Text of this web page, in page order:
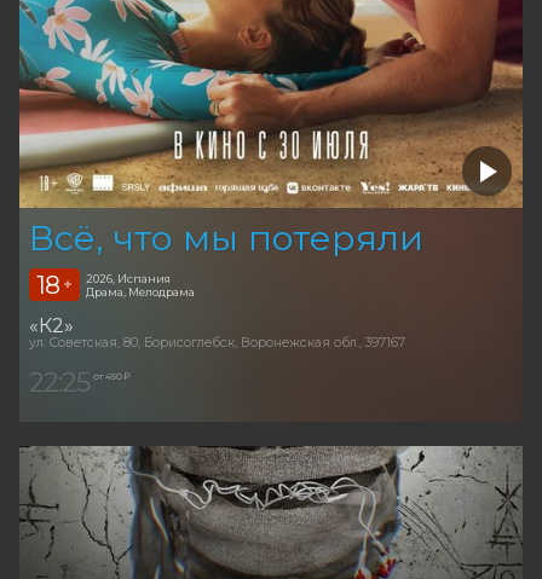
Всё, что мы потеряли
18 +
2026, Испания
Драма, Мелодрама
«К2»
ул. Советская, 80, Борисоглебск, Воронежская обл., 397167
22:25 от 450 ₽